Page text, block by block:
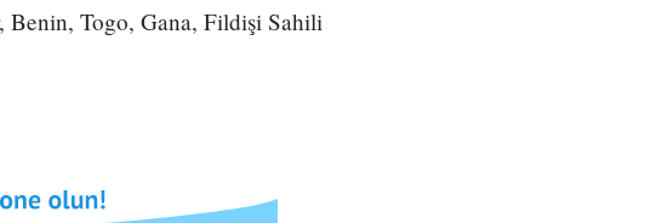
Benin, Togo, Gana, Fildişi Sahili